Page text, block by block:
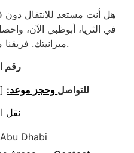
هل أنت مستعد للانتقال
في الثريا، أبوظبي الآن،
ميزانيتك. فريقنا مستعد لخدمتك على مدار الساعة.
رقم
للتواصل وحجز موعد:
نقل
Dhabi